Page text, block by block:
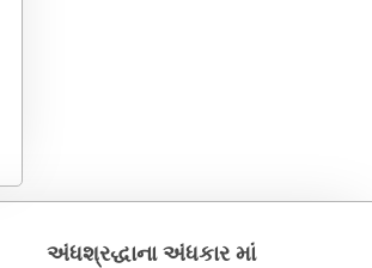
અંધશ્રદ્ધાના અંધકાર માં